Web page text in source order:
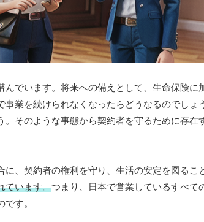
でいます。将来への備えとして、生命保険
業を続けられなくなったらどうなるのでしょ
。そのような事態から契約者を守るために存
、契約者の権利を守り、生活の安定を図るこ
ています。つまり、日本で営業しているすべて
す。